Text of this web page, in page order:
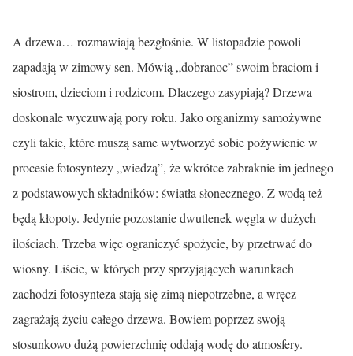
A drzewa… rozmawiają bezgłośnie. W listopadzie powoli
zapadają w zimowy sen. Mówią „dobranoc” swoim braciom i
siostrom, dzieciom i rodzicom. Dlaczego zasypiają? Drzewa
doskonale wyczuwają pory roku. Jako organizmy samożywne
czyli takie, które muszą same wytworzyć sobie pożywienie w
procesie fotosyntezy „wiedzą”, że wkrótce zabraknie im jednego
z podstawowych składników: światła słonecznego. Z wodą też
będą kłopoty. Jedynie pozostanie dwutlenek węgla w dużych
ilościach. Trzeba więc ograniczyć spożycie, by przetrwać do
wiosny. Liście, w których przy sprzyjających warunkach
zachodzi fotosynteza stają się zimą niepotrzebne, a wręcz
zagrażają życiu całego drzewa. Bowiem poprzez swoją
stosunkowo dużą powierzchnię oddają wodę do atmosfery.